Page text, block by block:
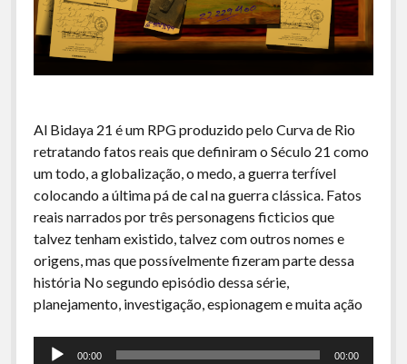
A Ripa É a Lei
Especiais
Preliminares
Al Bidaya 21 é um RPG produzido pelo Curva de Rio
retratando fatos reais que definiram o Século 21 como
um todo, a globalização, o medo, a guerra terŕível
colocando a última pá de cal na guerra clássica. Fatos
reais narrados por três personagens ficticios que
talvez tenham existido, talvez com outros nomes e
origens, mas que possívelmente fizeram parte dessa
história No segundo episódio dessa série,
planejamento, investigação, espionagem e muita ação
Tocador
00:00 00:00